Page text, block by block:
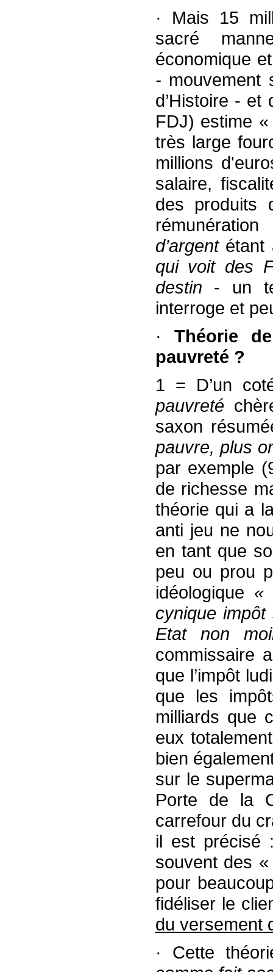
· Mais 15
sacré
économique
- mouvement
d’Histoire - et
FDJ) estime
très large
millions
salaire,
des produits
d’argentétant
qui voit des
destin - un
interroge et
· Théorie
pauvreté ?
1 = D’un
pauvreté
saxon
pauvre, plus
par exemple
de richesse
théorie qui a
anti jeu ne
en tant que
peu ou prou
idéologique «
cynique
Etat non
commissaire
que l’impôt
que les
milliards que
eux
bien
sur le
Porte de la
carrefour du
il est précisé
souvent des
pour
fidéliser le
du versement
· Cette